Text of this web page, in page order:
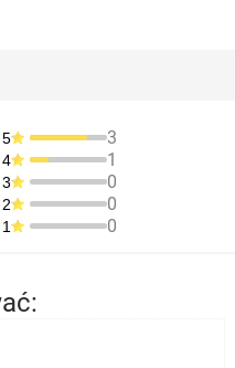
5 3
4 1
3 0
2 0
1 0